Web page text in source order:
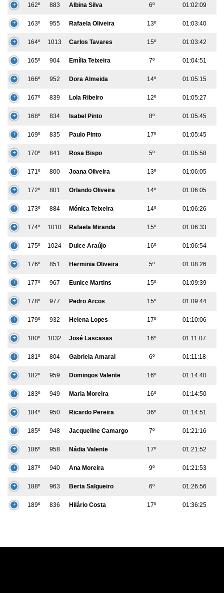
162º 883 Albina Silva 6º 01:02:09
163º 955 Rafaela Oliveira 13º 01:03:40
164º 1013 Carlos Tavares 15º 01:03:42
165º 904 Emília Teixeira 7º 01:04:51
166º 952 Dora Almeida 14º 01:05:15
167º 839 Lola Ribeiro 12º 01:05:27
168º 834 Isabel Pinto 8º 01:05:45
169º 835 Paulo Pinto 17º 01:05:45
170º 841 Rosa Bispo 5º 01:05:58
171º 800 Joana Oliveira 13º 01:06:05
172º 801 Orlando Oliveira 14º 01:06:05
173º 884 Mónica Teixeira 14º 01:06:26
174º 1010 Rafaela Miranda 15º 01:06:33
175º 1024 Dulce Araújo 16º 01:06:54
176º 851 Herminia Oliveira 5º 01:08:26
177º 967 Eunice Martins 15º 01:09:39
178º 977 Pedro Arcos 15º 01:09:44
179º 932 Helena Lopes 17º 01:10:06
180º 1032 José Lascasas 16º 01:11:07
181º 804 Gabriela Amaral 6º 01:11:18
182º 959 Domingos Valente 16º 01:14:40
183º 949 Maria Moreira 16º 01:14:50
184º 950 Ricardo Pereira 36º 01:14:51
185º 948 Jacqueline Camargo 7º 01:21:16
186º 958 Nádia Valente 17º 01:21:52
187º 940 Ana Moreira 9º 01:21:53
188º 963 Berta Salgueiro 6º 01:26:56
189º 836 Hilário Costa 17º 01:36:25